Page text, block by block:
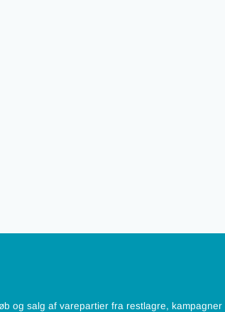
og salg af varepartier fra restlagre,